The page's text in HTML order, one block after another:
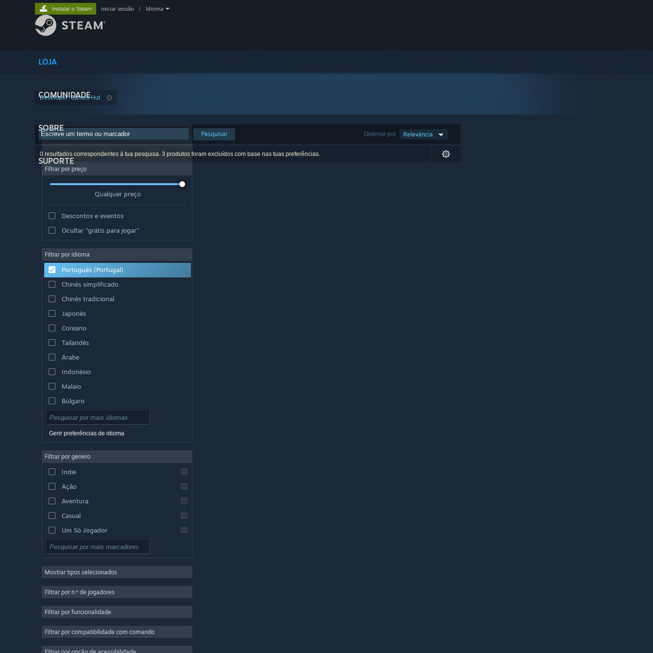
LOJA
COMUNIDADE
SOBRE
SUPORTE
Instalar o Steam iniciar sessão Idioma
Developer: Games Hut
Ordenar por Relevância
Pesquisar
0 resultados correspondentes à tua pesquisa. 3 produtos foram excluídos com base nas tuas preferências.
Filtrar por preço
Qualquer preço
Descontos e eventos
Ocultar "grátis para jogar"
Filtrar por idioma
Português (Portugal)
Chinês simplificado
Chinês tradicional
Japonês
Coreano
Tailandês
Árabe
Indonésio
Malaio
Búlgaro
Checo
Dinamarquês
Inglês
Espanhol (Espanha)
Espanhol (América Latina)
Gerir preferências de idioma
Filtrar por género
Indie
Ação
Aventura
Casual
Um Só Jogador
Simulação
Estratégia
3D
Grátis para Jogar
Mostrar tipos selecionados
Filtrar por n.º de jogadores
Filtrar por funcionalidade
Filtrar por compatibilidade com comando